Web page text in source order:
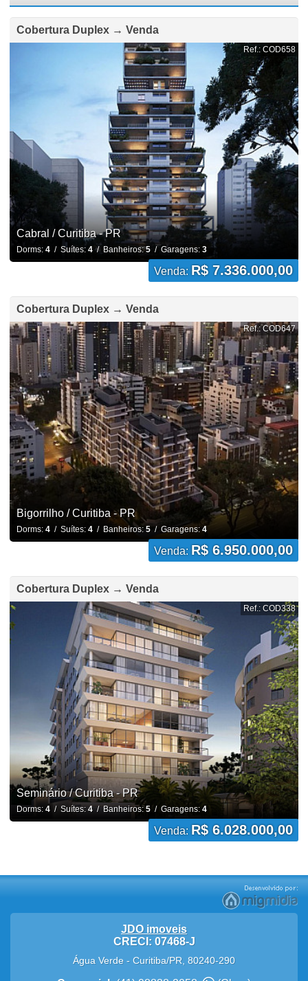
Cobertura Duplex → Venda
Ref.: COD658
Cabral / Curitiba - PR
Dorms: 4/ Suítes: 4/ Banheiros:5/ Garagens: 3
Venda: R$ 7.336.000,00
Cobertura Duplex → Venda
Ref.: COD647
Bigorrilho / Curitiba - PR
Dorms: 4/ Suítes: 4/ Banheiros: 5/ Garagens: 4
Venda: R$ 6.950.000,00
Cobertura Duplex → Venda
Ref.: COD338
Seminário / Curitiba - PR
Dorms: 4/ Suítes: 4/ Banheiros:5/ Garagens: 4
Venda: R$ 6.028.000,00
JDO imoveis
CRECI: 07468-J
Água Verde - Curitiba/PR 80240-290